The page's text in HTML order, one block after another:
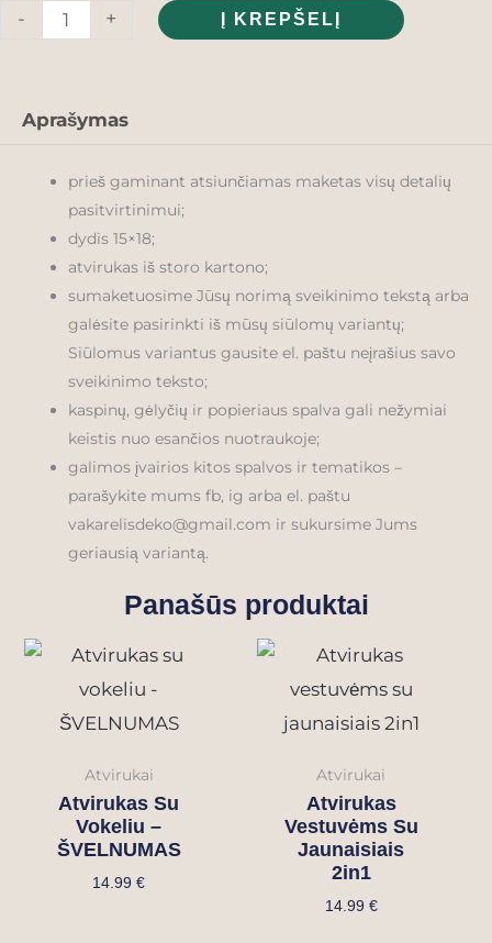
- + Į KREPŠELĮ
Aprašymas
prieš gaminant atsiunčiamas maketas visų detalių
pasitvirtinimui;
dydis 15×18;
atvirukas iš storo kartono;
sumaketuosime Jūsų norimą sveikinimo tekstą arba
galėsite pasirinkti iš mūsų siūlomų variantų;
Siūlomus variantus gausite el. paštu neįrašius savo
sveikinimo teksto;
kaspinų, gėlyčių ir popieriaus spalva gali nežymiai
keistis nuo esančios nuotraukoje;
galimos įvairios kitos spalvos ir tematikos –
parašykite mums fb, ig arba el. paštu
vakarelisdeko@gmail.com ir sukursime Jums
geriausią variantą.
Panašūs produktai
Atvirukai
Atvirukas Su
Vokeliu –
ŠVELNUMAS
14.99€
Atvirukai
Atvirukas
Vestuvėms Su
Jaunaisiais
2in1
14.99 €